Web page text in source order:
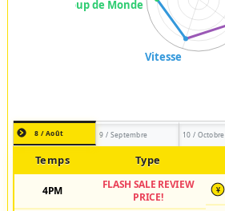
8 / Août 9 / Septembre 10 / Octobre
Temps Type
4PM
FLASH SALE REVIEW
PRICE!
¥